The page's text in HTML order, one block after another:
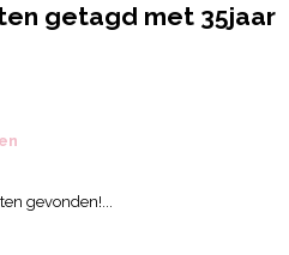
getagd met 35jaar
gevonden!...